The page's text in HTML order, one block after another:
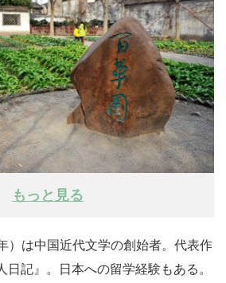
もっと見る
）は中国近代文学の創始者。代表作
日記』。日本への留学経験もある。